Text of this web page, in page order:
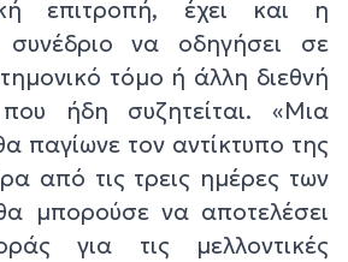
επιτροπή, έχει και η
να οδηγήσει σε
τόμο ή άλλη διεθνή
ήδη συζητείται. «Μια
παγίωνε τον αντίκτυπο της
από τις τρεις ημέρες των
μπορούσε να αποτελέσει
για τις μελλοντικές